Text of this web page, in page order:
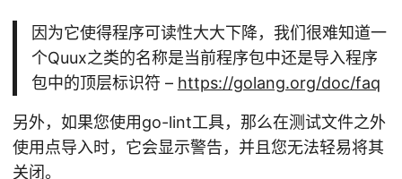
因为它使得程序可读性大大下降，我们很难知道一
个Quux之类的名称是当前程序包中还是导入程序
包中的顶层标识符 – https://golang.org/doc/faq
另外，如果您使用go-lint工具，那么在测试文件之外
使用点导入时，它会显示警告，并且您无法轻易将其
关闭。